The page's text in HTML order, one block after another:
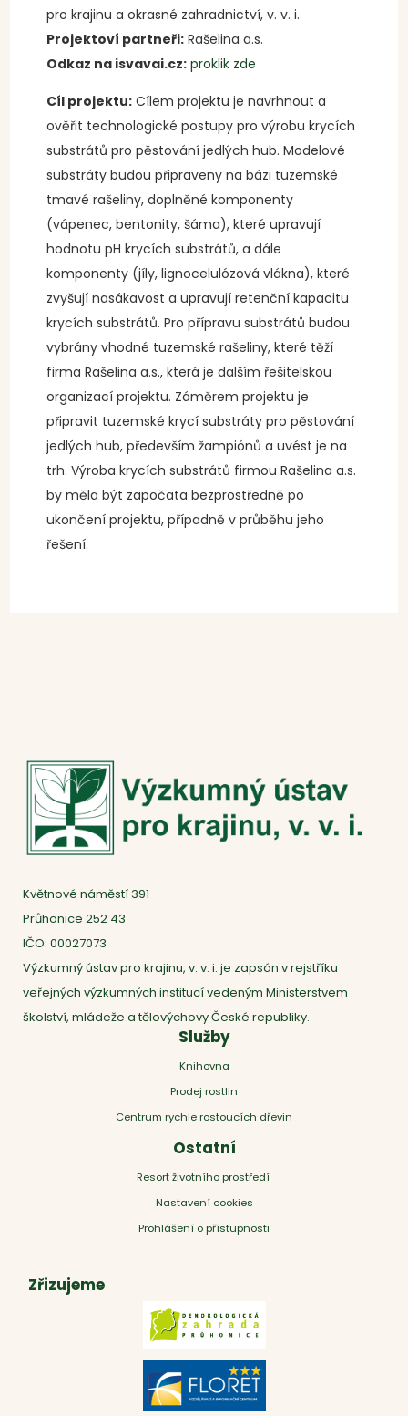
pro krajinu a okrasné zahradnictví, v. v. i.
Projektoví partneři: Rašelina a.s.
Odkaz na isvavai.cz: proklik zde
Cíl projektu: Cílem projektu je navrhnout a
ověřit technologické postupy pro výrobu krycích
substrátů pro pěstování jedlých hub. Modelové
substráty budou připraveny na bázi tuzemské
tmavé rašeliny, doplněné komponenty
(vápenec, bentonity, šáma), které upravují
hodnotu pH krycích substrátů, a dále
komponenty (jíly, lignocelulózová vlákna), které
zvyšují nasákavost a upravují retenční kapacitu
krycích substrátů. Pro přípravu substrátů budou
vybrány vhodné tuzemské rašeliny, které těží
firma Rašelina a.s., která je dalším řešitelskou
organizací projektu. Záměrem projektu je
připravit tuzemské krycí substráty pro pěstování
jedlých hub, především žampiónů a uvést je na
trh. Výroba krycích substrátů firmou Rašelina a.s.
by měla být započata bezprostředně po
ukončení projektu, případně v průběhu jeho
řešení.
Květnové náměstí 391
Průhonice 252 43
IČO: 00027073
Výzkumný ústav pro krajinu, v. v. i. je zapsán v rejstříku
veřejných výzkumných institucí vedeným Ministerstvem
školství, mládeže a tělovýchovy České republiky.
Služby
Knihovna
Prodej rostlin
Centrum rychle rostoucích dřevin
Ostatní
Resort životního prostředí
Nastavení cookies
Prohlášení o přístupnosti
Zřizujeme